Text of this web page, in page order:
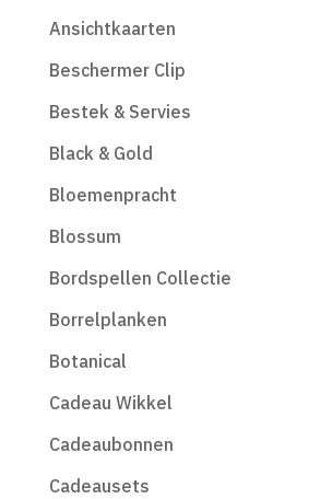
Ansichtkaarten
Beschermer Clip
Bestek & Servies
Black & Gold
Bloemenpracht
Blossum
Bordspellen Collectie
Borrelplanken
Botanical
Cadeau Wikkel
Cadeaubonnen
Cadeausets